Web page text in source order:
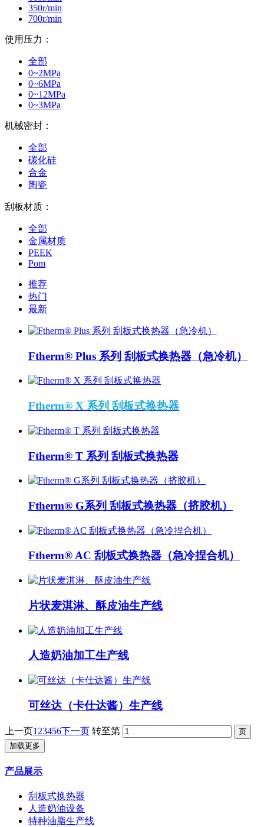
350r/min
700r/min
使用压力：
全部
0~2MPa
0~6MPa
0~12MPa
0~3MPa
机械密封：
全部
碳化硅
合金
陶瓷
刮板材质：
全部
金属材质
PEEK
Pom
推荐
热门
最新
Ftherm® Plus 系列 刮板式换热器（急冷机）
Ftherm® X 系列 刮板式换热器
Ftherm® T 系列 刮板式换热器
Ftherm® G系列 刮板式换热器（挤胶机）
Ftherm® AC 刮板式换热器（急冷捏合机）
片状麦淇淋、酥皮油生产线
人造奶油加工生产线
可丝达（卡仕达酱）生产线
上一页1 23456下一页 转至第
加载更多
产品展示
刮板式换热器
人造奶油设备
特种油脂生产线